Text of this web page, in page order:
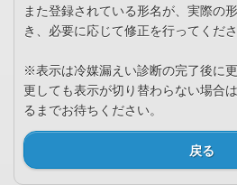
また登録されている形名が、実際の
き、必要に応じて修正を行ってくださ
※表示は冷媒漏えい診断の完了後に
更しても表示が切り替わらない場合
るまでお待ちください。
戻る